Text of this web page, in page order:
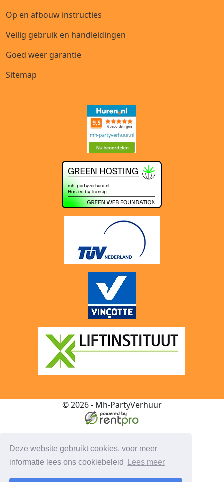
Deze website gebruikt cookies, voor meer
informatie lees ons cookiebeleid
Lees meer
Op en afbouw instructies
Veilig gebruik en handleidingen
Goed weer garantie
Sitemap
© 2026 - Mh-PartyVerhuur